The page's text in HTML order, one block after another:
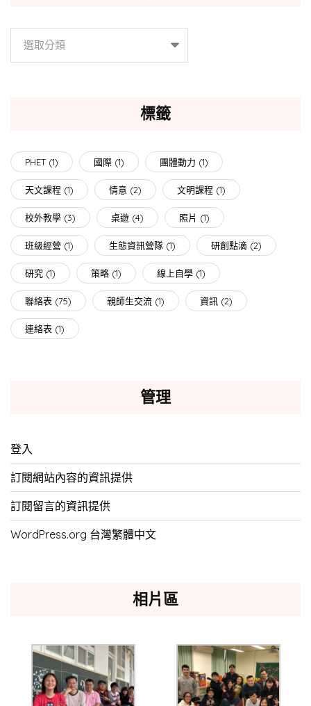
標籤
PHET(1) 國際 (1) 團體動力 (1)
天文課程 (1) 情意 (2) 文明課程 (1)
校外教學 (3) 桌遊 (4) 照片 (1)
班級經營 (1) 生態資訊營隊 (1) 研創點滴 (2)
研究 (1) 策略 (1) 線上自學 (1)
聯絡表 (75) 親師生交流 (1) 資訊 (2)
連絡表 (1)
管理
登入
訂閱網站內容的資訊提供
訂閱留言的資訊提供
WordPress.org 台灣繁體中文
相片區